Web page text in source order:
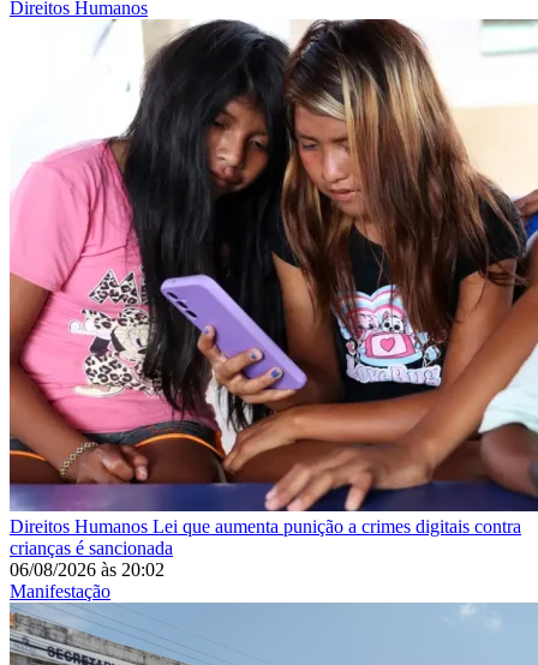
Direitos Humanos
Direitos Humanos Lei que aumenta punição a crimes digitais contra
crianças é sancionada
06/08/2026 às 20:02
Manifestação